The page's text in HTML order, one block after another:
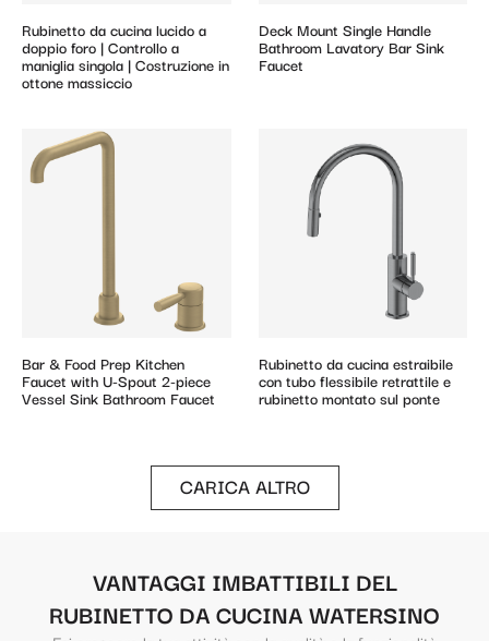
Rubinetto da cucina lucido a
doppio foro | Controllo a
maniglia singola | Costruzione in
ottone massiccio
Deck Mount Single Handle
Bathroom Lavatory Bar Sink
Faucet
Bar & Food Prep Kitchen
Faucet with U-Spout 2-piece
Vessel Sink Bathroom Faucet
Rubinetto da cucina estraibile
con tubo flessibile retrattile e
rubinetto montato sul ponte
CARICA ALTRO
VANTAGGI IMBATTIBILI DEL
RUBINETTO DA CUCINA WATERSINO